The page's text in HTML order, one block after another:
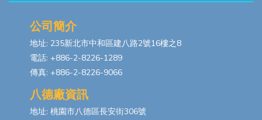
公司簡介
地址: 235新北市中和區建八路2號16樓之8
電話: +886-2-8226-1289
傳真: +886-2-8226-9066
八德廠資訊
地址: 桃園市八德區長安街306號